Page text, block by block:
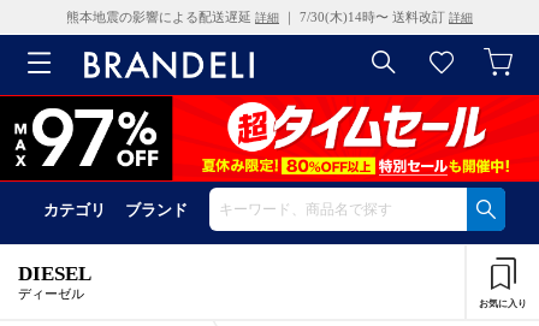
熊本地震の影響による配送遅延 詳細 ｜ 7/30(木)14時〜 送料改訂 詳細
カテゴリ ブランド
DIESEL
ディーゼル
お気に入り